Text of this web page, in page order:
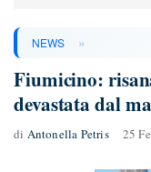
NEWS »
Fiumicino:
devastata dal
di Antonella Petris 25